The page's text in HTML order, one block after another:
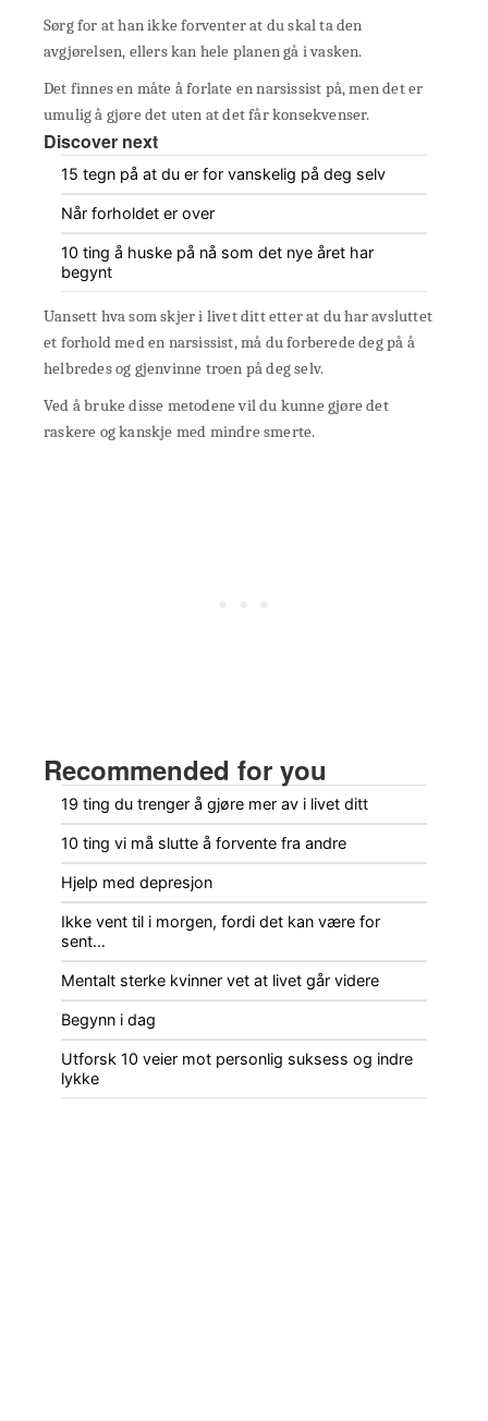
Sørg for at han ikke forventer at du skal ta den
avgjørelsen, ellers kan hele planen gå i vasken.
Det finnes en måte å forlate en narsissist på, men det er
umulig å gjøre det uten at det får konsekvenser.
Discover next
15 tegn på at du er for vanskelig på deg selv
Når forholdet er over
10 ting å huske på nå som det nye året har
begynt
Uansett hva som skjer i livet ditt etter at du har avsluttet
et forhold med en narsissist, må du forberede deg på å
helbredes og gjenvinne troen på deg selv.
Ved å bruke disse metodene vil du kunne gjøre det
raskere og kanskje med mindre smerte.
Recommended for you
19 ting du trenger å gjøre mer av i livet ditt
10 ting vi må slutte å forvente fra andre
Hjelp med depresjon
Ikke vent til i morgen, fordi det kan være for
sent…
Mentalt sterke kvinner vet at livet går videre
Begynn i dag
Utforsk 10 veier mot personlig suksess og indre
lykke